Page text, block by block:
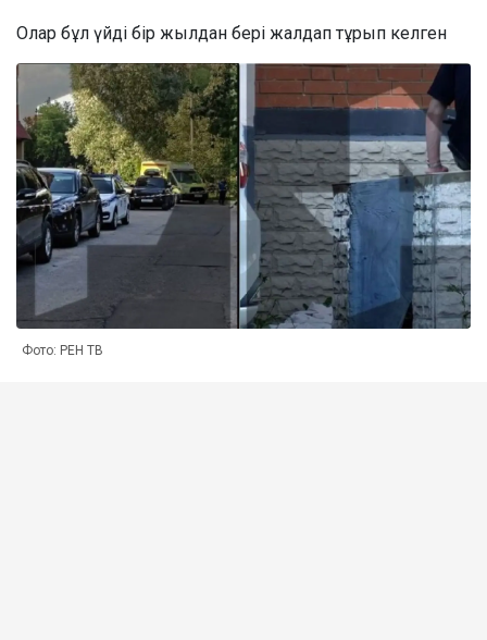
Олар бұл үйді бір жылдан бері жалдап тұрып келген
Фото: РЕН ТВ